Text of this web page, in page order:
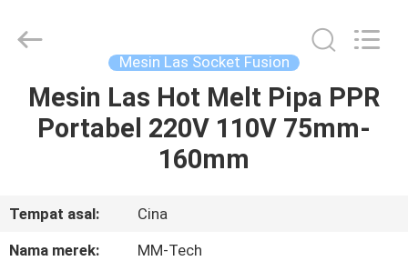
RUMAH
TENTANG
KAMI
Mingmai
Technology
Reserved.
Mesin Las Socket Fusion
Mesin Las Hot Melt Pipa PPR
Portabel 220V 110V 75mm-
160mm
Tempat asal:
Cina
Nama merek:
MM-Tech